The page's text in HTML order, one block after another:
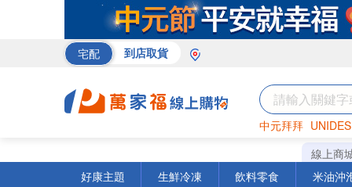
宅配 到店取貨
中元拜拜
罐頭 海苔
線上商
好康主題
生鮮冷凍 飲料零食 米油沖